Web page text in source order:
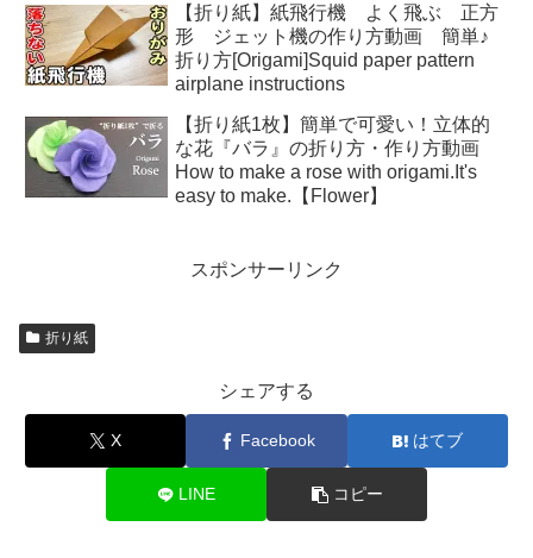
【折り紙】紙飛行機 よく飛ぶ 正方
形 ジェット機の作り方動画 簡単♪
折り方[Origami]Squid paper pattern
airplane instructions
【折り紙1枚】簡単で可愛い！立体的
な花『バラ』の折り方・作り方動画
How to make a rose with origami.It's
easy to make.【Flower】
スポンサーリンク
折り紙
シェアする
X Facebook はてブ
LINE コピー